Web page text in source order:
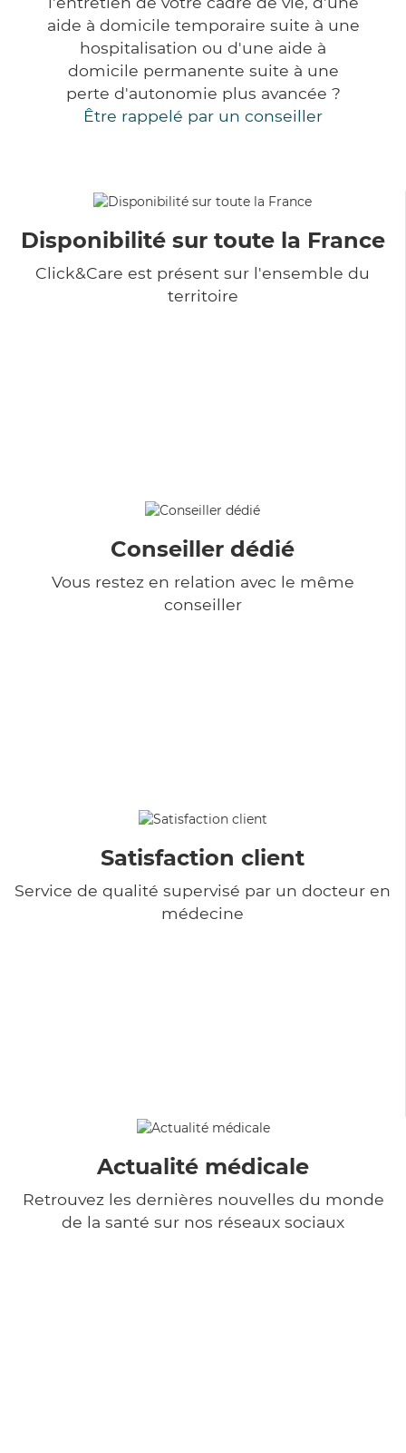
aide à domicile temporaire suite à une
hospitalisation ou d'une aide à
domicile permanente suite à une
perte d'autonomie plus avancée ?
Être rappelé par un conseiller
Disponibilité sur toute la France
Click&Care est présent sur l'ensemble du
territoire
Conseiller dédié
Vous restez en relation avec le même
conseiller
Satisfaction client
Service de qualité supervisé par un docteur en
médecine
Actualité médicale
Retrouvez les dernières nouvelles du monde
de la santé sur nos réseaux sociaux